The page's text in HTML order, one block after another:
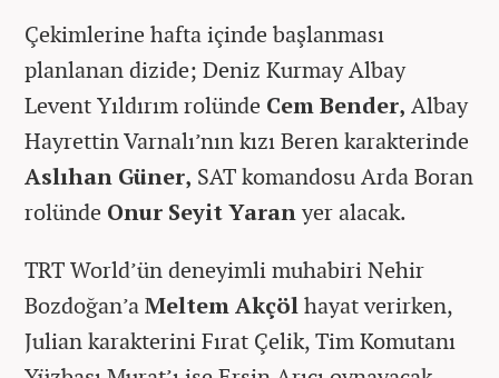
Çekimlerine hafta içinde başlanması
planlanan dizide; Deniz Kurmay Albay
Levent Yıldırım rolünde Cem Bender, Albay
Hayrettin Varnalı’nın kızı Beren karakterinde
Aslıhan Güner, SAT komandosu Arda Boran
rolünde Onur Seyit Yaranyer alacak.
TRT World’ün deneyimli muhabiri Nehir
Bozdoğan’aMeltem Akçölhayat verirken,
Julian karakterini Fırat Çelik, Tim Komutanı